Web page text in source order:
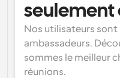
seulement
Nos utilisateurs sont
ambassadeurs.
sommes le meilleur
réunions.